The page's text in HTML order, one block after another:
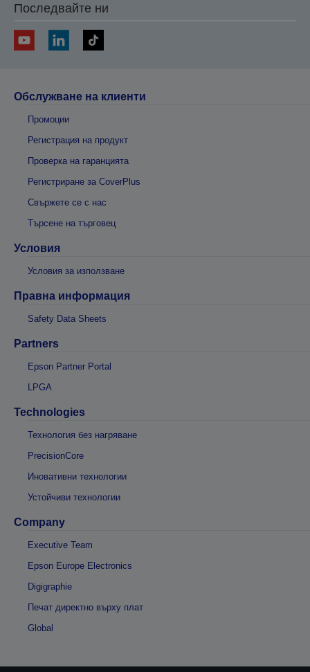
Последвайте ни
Обслужване на клиенти
Промоции
Регистрация на продукт
Проверка на гаранцията
Регистриране за CoverPlus
Свържете се с нас
Търсене на търговец
Условия
Условия за използване
Правна информация
Safety Data Sheets
Partners
Epson Partner Portal
LPGA
Technologies
Технология без нагряване
PrecisionCore
Иновативни технологии
Устойчиви технологии
Company
Executive Team
Epson Europe Electronics
Digigraphie
Печат директно върху плат
Global